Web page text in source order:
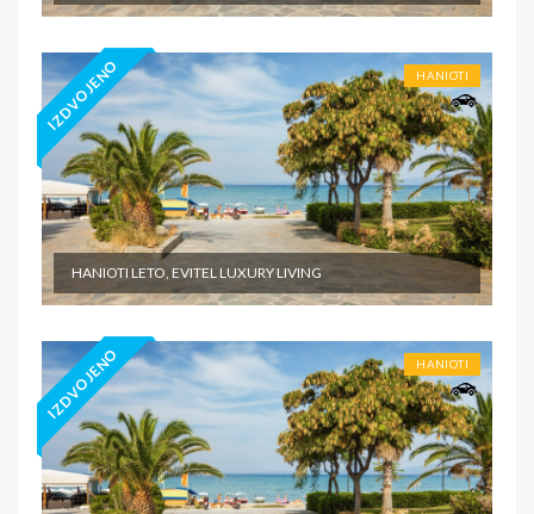
IZDVOJENO HANIOTI
HANIOTI LETO, EVITEL LUXURY LIVING
IZDVOJENO HANIOTI